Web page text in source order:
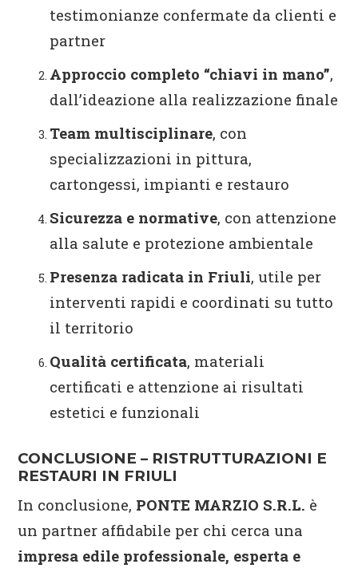
testimonianze confermate da clienti e
partner
Approccio completo “chiavi in mano”,
dall’ideazione alla realizzazione finale
Team multisciplinare, con
specializzazioni in pittura,
cartongessi, impianti e restauro
Sicurezza e normative, con attenzione
alla salute e protezione ambientale
Presenza radicata in Friuli, utile per
interventi rapidi e coordinati su tutto
il territorio
Qualità certificata, materiali
certificati e attenzione ai risultati
estetici e funzionali
CONCLUSIONE – RISTRUTTURAZIONI E
RESTAURI IN FRIULI
In conclusione, PONTE MARZIO S.R.L. è
un partner affidabile per chi cerca una
impresa edile professionale, esperta e